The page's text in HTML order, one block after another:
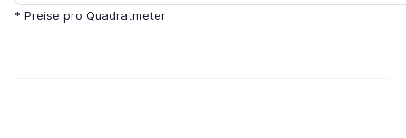
* Preise pro Quadratmeter